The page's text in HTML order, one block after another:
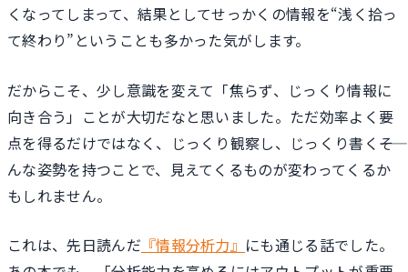
くなってしまって、結果としてせっかくの情報を“浅く拾っ
て終わり”ということも多かった気がします。
だからこそ、少し意識を変えて「焦らず、じっくり情報に
向き合う」ことが大切だなと思いました。ただ効率よく要
点を得るだけではなく、じっくり観察し、じっくり書く――そ
んな姿勢を持つことで、見えてくるものが変わってくるか
もしれません。
これは、先日読んだ 『情報分析力』 にも通じる話でした。